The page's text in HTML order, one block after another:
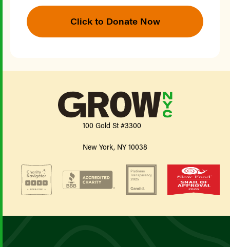
Click to Donate Now
100 Gold St #3300
New York, NY 10038